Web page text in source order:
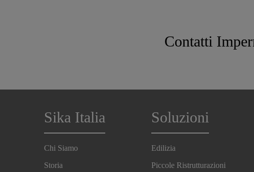
Contatti
Sika Italia
Chi Siamo
Storia
Soluzioni
Edilizia
Piccole Ristrutturazioni